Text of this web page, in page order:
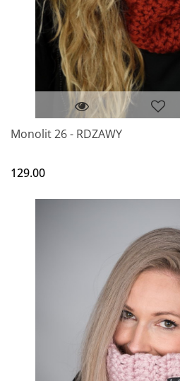
Monolit 26 - RDZAWY
129.00